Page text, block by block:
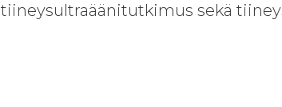
tiineysultraäänitutkimus sekä